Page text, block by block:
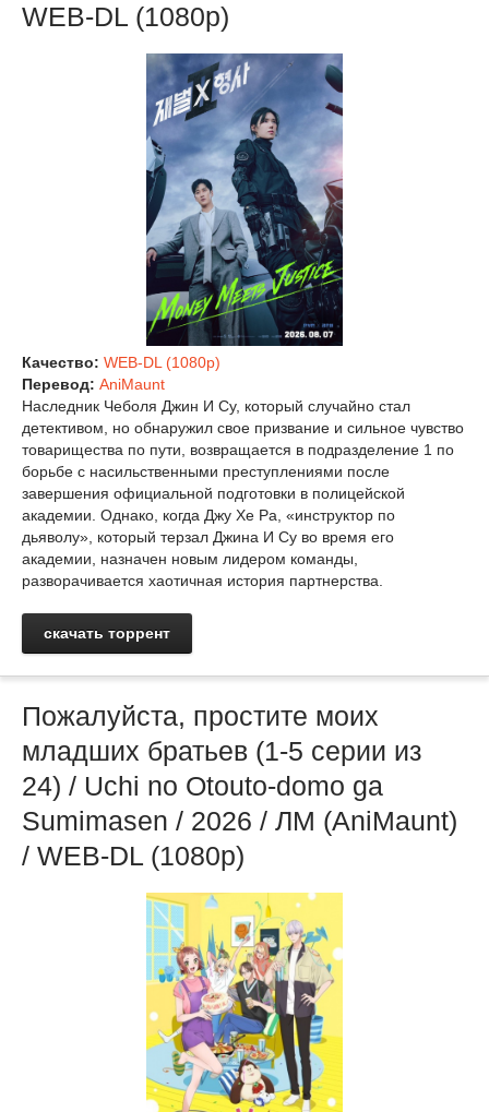
WEB-DL (1080p)
Качество: WEB-DL (1080p)
Перевод: AniMaunt
Наследник Чеболя Джин И Су, который случайно стал
детективом, но обнаружил свое призвание и сильное чувство
товарищества по пути, возвращается в подразделение 1 по
борьбе с насильственными преступлениями после
завершения официальной подготовки в полицейской
академии. Однако, когда Джу Хе Ра, «инструктор по
дьяволу», который терзал Джина И Су во время его
академии, назначен новым лидером команды,
разворачивается хаотичная история партнерства.
скачать торрент
Пожалуйста, простите моих
младших братьев (1-5 серии из
24) / Uchi no Otouto-domo ga
Sumimasen / 2026 / ЛМ (AniMaunt)
/ WEB-DL (1080p)